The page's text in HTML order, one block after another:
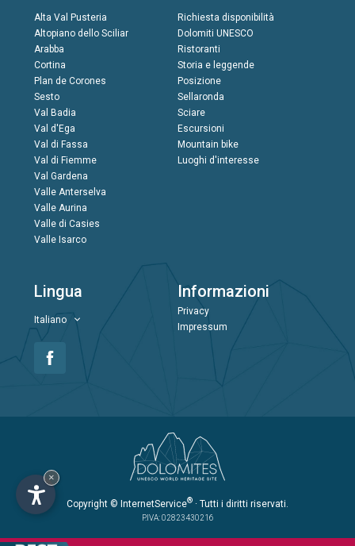
Alta Val Pusteria
Altopiano dello Sciliar
Arabba
Cortina
Plan de Corones
Sesto
Val Badia
Val d'Ega
Val di Fassa
Val di Fiemme
Val Gardena
Valle Anterselva
Valle Aurina
Valle di Casies
Valle Isarco
Richiesta disponibilità
Dolomiti UNESCO
Ristoranti
Storia e leggende
Posizione
Sellaronda
Sciare
Escursioni
Mountain bike
Luoghi d'interesse
Lingua
Italiano
Informazioni
Privacy
Impressum
Copyright © InternetService® · Tutti i diritti riservati.
P.IVA: 02823430216
×